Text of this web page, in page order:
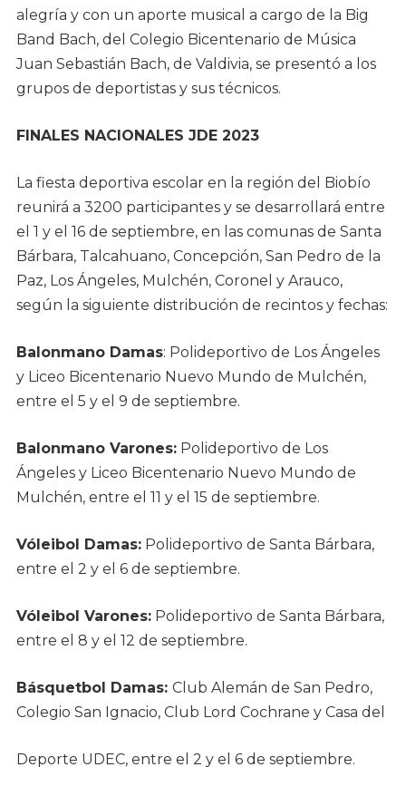
alegría y con un aporte musical a cargo de la Big
Band Bach, del Colegio Bicentenario de Música
Juan Sebastián Bach, de Valdivia, se presentó a los
grupos de deportistas y sus técnicos.
FINALES NACIONALES JDE 2023
La fiesta deportiva escolar en la región del Biobío
reunirá a 3200 participantes y se desarrollará entre
el 1 y el 16 de septiembre, en las comunas de Santa
Bárbara, Talcahuano, Concepción, San Pedro de la
Paz, Los Ángeles, Mulchén, Coronel y Arauco,
según la siguiente distribución de recintos y fechas:
Balonmano Damas: Polideportivo de Los Ángeles
y Liceo Bicentenario Nuevo Mundo de Mulchén,
entre el 5 y el 9 de septiembre.
Balonmano Varones:Polideportivo de Los
Ángeles y Liceo Bicentenario Nuevo Mundo de
Mulchén, entre el 11 y el 15 de septiembre.
Vóleibol Damas:Polideportivo de Santa Bárbara,
entre el 2 y el 6 de septiembre.
Vóleibol Varones:Polideportivo de Santa Bárbara,
entre el 8 y el 12 de septiembre.
Básquetbol Damas: Club Alemán de San Pedro,
Colegio San Ignacio, Club Lord Cochrane y Casa del
Deporte UDEC, entre el 2 y el 6 de septiembre.